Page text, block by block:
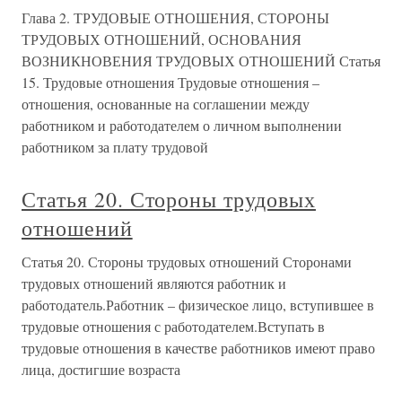
Глава 2. ТРУДОВЫЕ ОТНОШЕНИЯ, СТОРОНЫ
ТРУДОВЫХ ОТНОШЕНИЙ, ОСНОВАНИЯ
ВОЗНИКНОВЕНИЯ ТРУДОВЫХ ОТНОШЕНИЙ Статья
15. Трудовые отношения Трудовые отношения –
отношения, основанные на соглашении между
работником и работодателем о личном выполнении
работником за плату трудовой
Статья 20. Стороны трудовых
отношений
Статья 20. Стороны трудовых отношений Сторонами
трудовых отношений являются работник и
работодатель.Работник – физическое лицо, вступившее в
трудовые отношения с работодателем.Вступать в
трудовые отношения в качестве работников имеют право
лица, достигшие возраста